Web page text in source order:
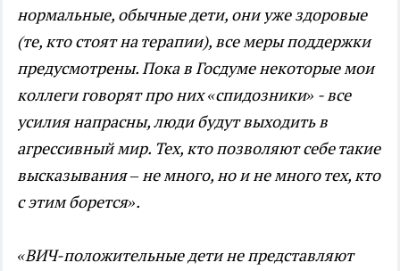
нормальные, обычные дети, они уже здоровые
(те, кто стоят на терапии), все меры поддержки
предусмотрены. Пока в Госдуме некоторые мои
коллеги говорят про них «спидозники» - все
усилия напрасны, люди будут выходить в
агрессивный мир. Тех, кто позволяют себе такие
высказывания – не много, но и не много тех, кто
с этим борется».
«ВИЧ-положительные дети не представляют